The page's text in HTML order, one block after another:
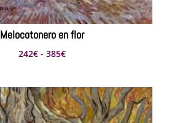
Melocotonero en flor
242€ - 385€Rango
precios:
desde
242€